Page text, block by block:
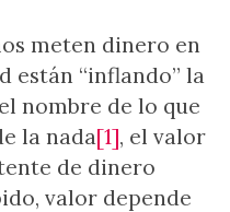
meten dinero en
están “inflando” la
nombre de lo que
la nada[1], el valor
de dinero
valor depende